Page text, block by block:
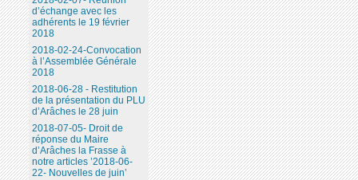
d’échange avec les
adhérents le 19 février
2018
2018-02-24-Convocation
à l’Assemblée Générale
2018
2018-06-28 - Restitution
de la présentation du PLU
d’Arâches le 28 juin
2018-07-05- Droit de
réponse du Maire
d’Arâches la Frasse à
notre articles ’2018-06-
22- Nouvelles de juin’